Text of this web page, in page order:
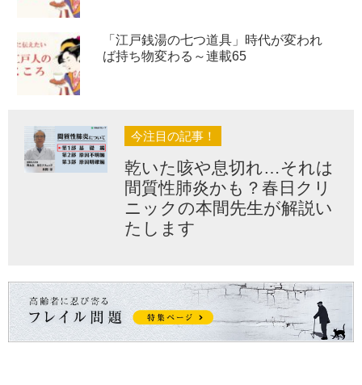
「江戸銭湯の七つ道具」時代が変われ
ば持ち物変わる～連載65
今注目の記事！
乾いた咳や息切れ…それは
間質性肺炎かも？春日クリ
ニックの本間先生が解説い
たします